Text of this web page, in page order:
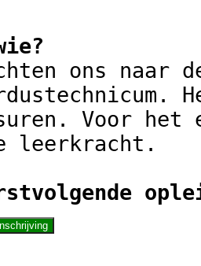
ons naar
Voor het
leerkracht.